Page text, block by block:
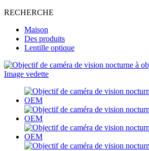
RECHERCHE
Maison
Des produits
Lentille optique